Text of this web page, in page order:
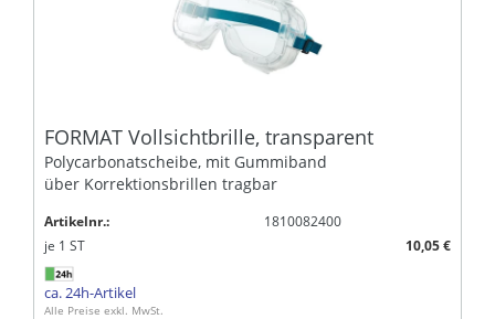
FORMAT Vollsichtbrille, transparent
Polycarbonatscheibe, mit Gummiband
über Korrektionsbrillen tragbar
Artikelnr.:
1810082400
je 1 ST 10,05 €
ca. 24h-Artikel
Alle Preise exkl. MwSt.